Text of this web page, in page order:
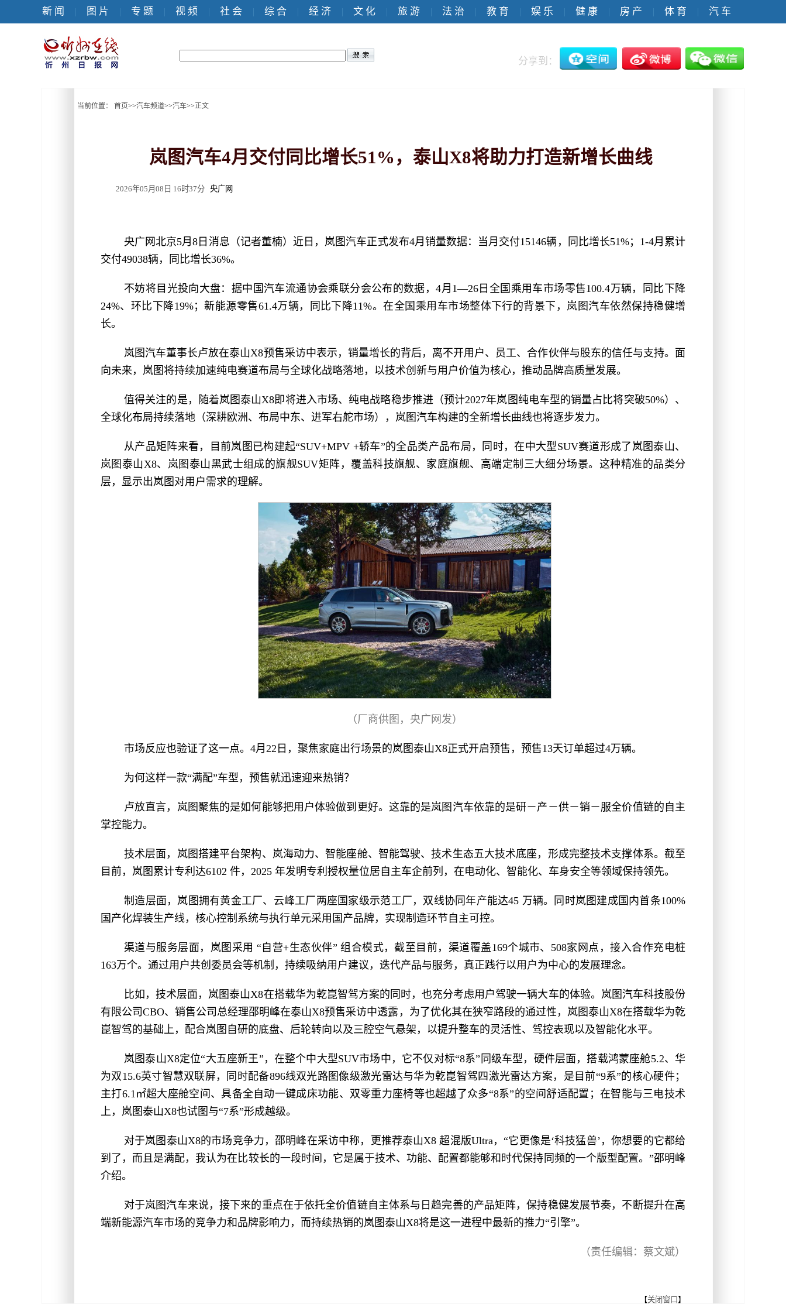
新 闻 | 图 片 | 专 题 | 视 频 | 社 会 | 综 合 | 经 济 | 文 化 | 旅 游 | 法 治 | 教 育 | 娱 乐 | 健 康 | 房 产 | 体 育 | 汽 车
分享到：
当前位置： 首页>>汽车频道>>汽车>>正文
岚图汽车4月交付同比增长51%，泰山X8将助力打造新增长曲线
2026年05月08日 16时37分 央广网
央广网北京5月8日消息（记者董楠）近日，岚图汽车正式发布4月销量数据：当月交付15146辆，同比增长51%；1-4月累计
交付49038辆，同比增长36%。
不妨将目光投向大盘：据中国汽车流通协会乘联分会公布的数据，4月1—26日全国乘用车市场零售100.4万辆，同比下降
24%、环比下降19%；新能源零售61.4万辆，同比下降11%。在全国乘用车市场整体下行的背景下，岚图汽车依然保持稳健增
长。
岚图汽车董事长卢放在泰山X8预售采访中表示，销量增长的背后，离不开用户、员工、合作伙伴与股东的信任与支持。面
向未来，岚图将持续加速纯电赛道布局与全球化战略落地，以技术创新与用户价值为核心，推动品牌高质量发展。
值得关注的是，随着岚图泰山X8即将进入市场、纯电战略稳步推进（预计2027年岚图纯电车型的销量占比将突破50%）、
全球化布局持续落地（深耕欧洲、布局中东、进军右舵市场），岚图汽车构建的全新增长曲线也将逐步发力。
从产品矩阵来看，目前岚图已构建起“SUV+MPV +轿车”的全品类产品布局，同时，在中大型SUV赛道形成了岚图泰山、
岚图泰山X8、岚图泰山黑武士组成的旗舰SUV矩阵，覆盖科技旗舰、家庭旗舰、高端定制三大细分场景。这种精准的品类分
层，显示出岚图对用户需求的理解。
（厂商供图，央广网发）
市场反应也验证了这一点。4月22日，聚焦家庭出行场景的岚图泰山X8正式开启预售，预售13天订单超过4万辆。
为何这样一款“满配”车型，预售就迅速迎来热销？
卢放直言，岚图聚焦的是如何能够把用户体验做到更好。这靠的是岚图汽车依靠的是研－产－供－销－服全价值链的自主
掌控能力。
技术层面，岚图搭建平台架构、岚海动力、智能座舱、智能驾驶、技术生态五大技术底座，形成完整技术支撑体系。截至
目前，岚图累计专利达6102 件，2025 年发明专利授权量位居自主车企前列，在电动化、智能化、车身安全等领域保持领先。
制造层面，岚图拥有黄金工厂、云峰工厂两座国家级示范工厂，双线协同年产能达45 万辆。同时岚图建成国内首条100%
国产化焊装生产线，核心控制系统与执行单元采用国产品牌，实现制造环节自主可控。
渠道与服务层面，岚图采用 “自营+生态伙伴” 组合模式，截至目前，渠道覆盖169个城市、508家网点，接入合作充电桩
163万个。通过用户共创委员会等机制，持续吸纳用户建议，迭代产品与服务，真正践行以用户为中心的发展理念。
比如，技术层面，岚图泰山X8在搭载华为乾崑智驾方案的同时，也充分考虑用户驾驶一辆大车的体验。岚图汽车科技股份
有限公司CBO、销售公司总经理邵明峰在泰山X8预售采访中透露，为了优化其在狭窄路段的通过性，岚图泰山X8在搭载华为乾
崑智驾的基础上，配合岚图自研的底盘、后轮转向以及三腔空气悬架，以提升整车的灵活性、驾控表现以及智能化水平。
岚图泰山X8定位“大五座新王”，在整个中大型SUV市场中，它不仅对标“8系”同级车型，硬件层面，搭载鸿蒙座舱5.2、华
为双15.6英寸智慧双联屏，同时配备896线双光路图像级激光雷达与华为乾崑智驾四激光雷达方案，是目前“9系”的核心硬件；
主打6.1㎡超大座舱空间、具备全自动一键成床功能、双零重力座椅等也超越了众多“8系”的空间舒适配置；在智能与三电技术
上，岚图泰山X8也试图与“7系”形成越级。
对于岚图泰山X8的市场竞争力，邵明峰在采访中称，更推荐泰山X8 超混版Ultra，“它更像是‘科技猛兽’，你想要的它都给
到了，而且是满配，我认为在比较长的一段时间，它是属于技术、功能、配置都能够和时代保持同频的一个版型配置。”邵明峰
介绍。
对于岚图汽车来说，接下来的重点在于依托全价值链自主体系与日趋完善的产品矩阵，保持稳健发展节奏，不断提升在高
端新能源汽车市场的竞争力和品牌影响力，而持续热销的岚图泰山X8将是这一进程中最新的推力“引擎”。
（责任编辑：蔡文斌）
【关闭窗口 】